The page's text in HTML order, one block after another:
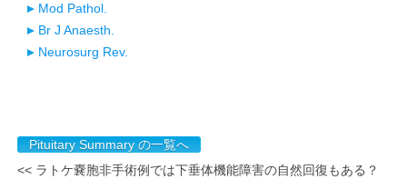
Mod Pathol.
Br J Anaesth.
Neurosurg Rev.
Pituitary Summary の一覧へ
<< ラトケ嚢胞非手術例では下垂体機能障害の自然回復もある？